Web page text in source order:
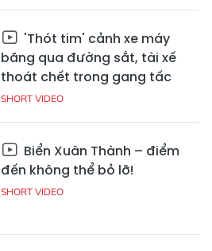
'Thót tim' cảnh xe máy
băng qua đường sắt, tài xế
thoát chết trong gang tấc
SHORT VIDEO
Biển Xuân Thành – điểm
đến không thể bỏ lỡ!
SHORT VIDEO